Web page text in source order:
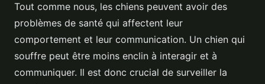
Tout comme nous, les chiens peuvent avoir des
problèmes de santé qui affectent leur
comportement et leur communication. Un chien qui
souffre peut être moins enclin à interagir et à
communiquer. Il est donc crucial de surveiller la